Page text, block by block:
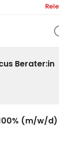
Berater:in
(m/w/d)